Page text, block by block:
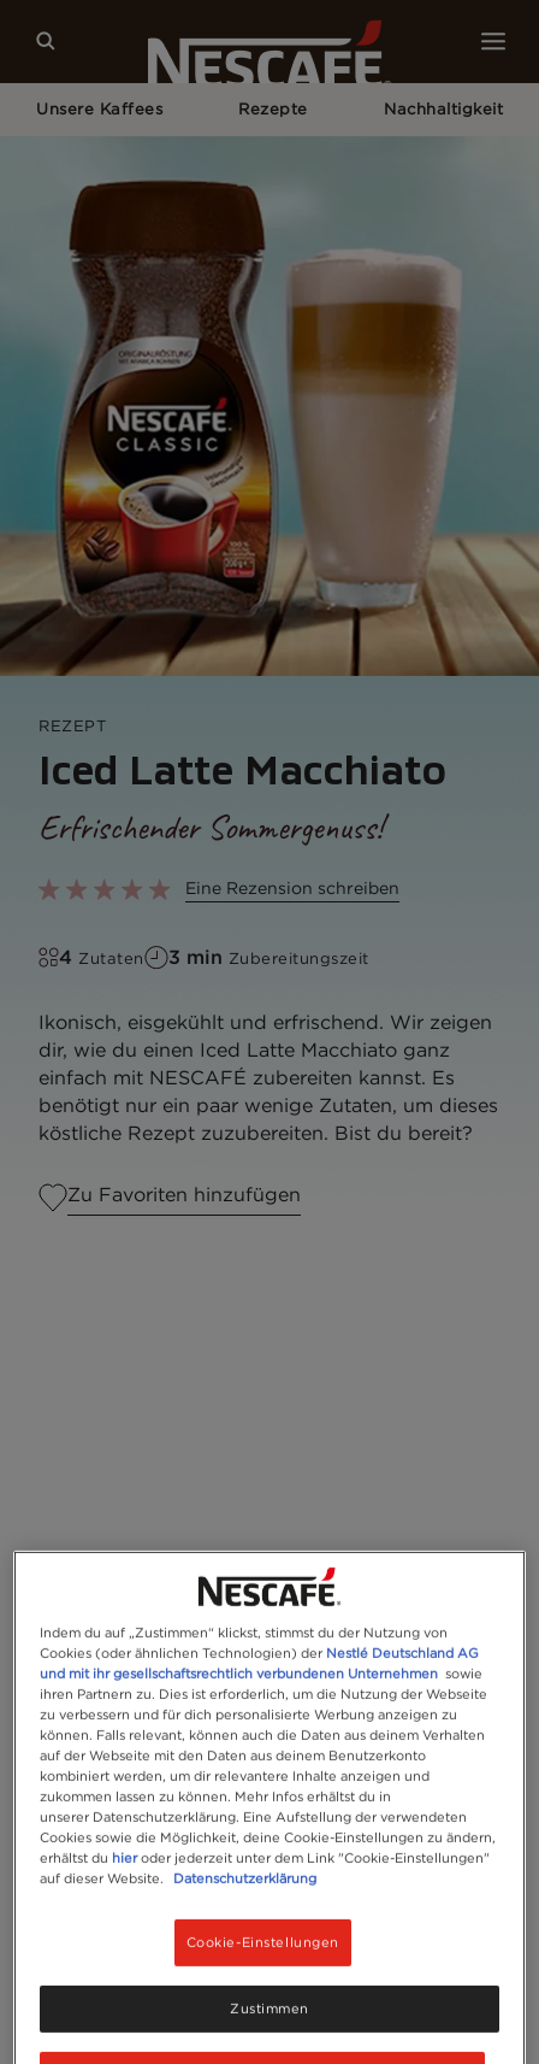
Unsere Kaffees Rezepte Nachhaltigkeit
REZEPT
Iced Latte Macchiato
Erfrischender Sommergenuss!
Eine Rezension schreiben
4 Zutaten 3 min Zubereitungszeit
Ikonisch, eisgekühlt und erfrischend. Wir zeigen
dir, wie du einen Iced Latte Macchiato ganz
einfach mit NESCAFÉ zubereiten kannst. Es
benötigt nur ein paar wenige Zutaten, um dieses
köstliche Rezept zuzubereiten. Bist du bereit?
Zu Favoriten hinzufügen
Portion(en)1
Indem du auf „Zustimmen“ klickst, stimmst du der Nutzung von
Cookies (oder ähnlichen Technologien) der Nestlé Deutschland AG
und mit ihr gesellschaftsrechtlich verbundenen Unternehmen sowie
ihren Partnern zu. Dies ist erforderlich, um die Nutzung der Webseite
zu verbessern und für dich personalisierte Werbung anzeigen zu
können. Falls relevant, können auch die Daten aus deinem Verhalten
auf der Webseite mit den Daten aus deinem Benutzerkonto
kombiniert werden, um dir relevantere Inhalte anzeigen und
zukommen lassen zu können. Mehr Infos erhältst du in
unserer Datenschutzerklärung. Eine Aufstellung der verwendeten
Cookies sowie die Möglichkeit, deine Cookie-Einstellungen zu ändern,
erhältst du hieroder jederzeit unter dem Link "Cookie-Einstellungen"
auf dieser Website.
Datenschutzerklärung
Cookie-Einstellungen
Zustimmen